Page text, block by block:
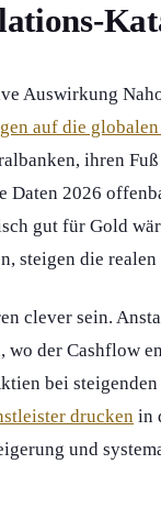
Auswirkung
auf die
ihren
Daten 2026
gut für Gold
steigen die
clever sein.
der Cashflow
bei
drucken in
und